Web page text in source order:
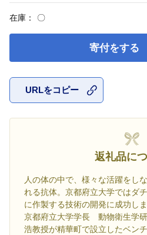
在庫： 〇
寄付をする
URLをコピー
返礼品に
人の体の中で、様々な活躍をし
れる抗体。京都府立大学ではダ
に作製する技術の開発に成功しま
京都府立大学学長 動物衛生学
浩教授が精華町で設立したベン